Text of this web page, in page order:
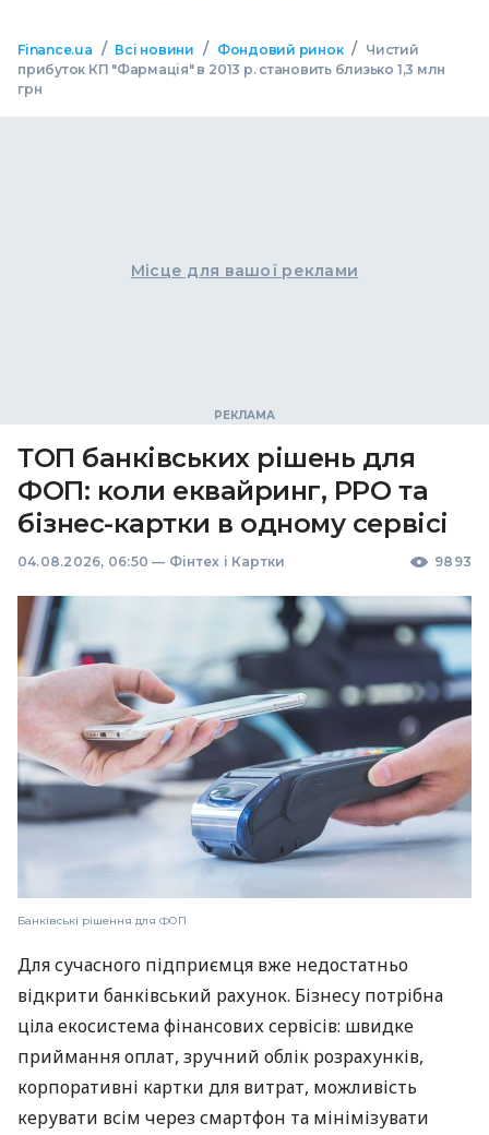
Finance.ua / Всі новини / Фондовий ринок / Чистий
прибуток КП "Фармація" в 2013 р. становить близько 1,3 млн
грн
Місце для вашої реклами
ТОП банківських рішень для
ФОП: коли еквайринг, РРО та
бізнес-картки в одному сервісі
04.08.2026, 06:50 — Фінтех і Картки 9893
Банківські рішення для ФОП
Для сучасного підприємця вже недостатньо
відкрити банківський рахунок. Бізнесу потрібна
ціла екосистема фінансових сервісів: швидке
приймання оплат, зручний облік розрахунків,
корпоративні картки для витрат, можливість
керувати всім через смартфон та мінімізувати